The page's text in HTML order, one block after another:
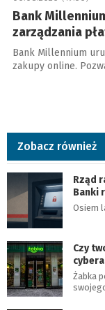
Bank
zarządzania
Bank Millennium
zakupy online.
Zobacz również
Rząd
Banki
Osiem
Czy
Żabka